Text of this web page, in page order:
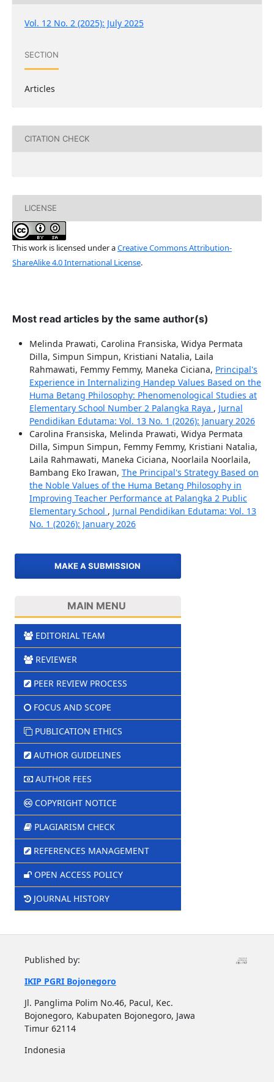
Vol. 12 No. 2 (2025): July 2025
SECTION
Articles
CITATION CHECK
LICENSE
This work is licensed under aCreative Commons Attribution-
ShareAlike 4.0 International License.
Most read articles by the same author(s)
Melinda Prawati, Carolina Fransiska, Widya Permata
Dilla, Simpun Simpun, Kristiani Natalia, Laila
Rahmawati, Femmy Femmy, Maneka Ciciana, Principal's
Experience in Internalizing Handep Values Based on the
Huma Betang Philosophy: Phenomenological Studies at
Elementary School Number 2 Palangka Raya , Jurnal
Pendidikan Edutama: Vol. 13 No. 1 (2026): January 2026
Carolina Fransiska, Melinda Prawati, Widya Permata
Dilla, Simpun Simpun, Femmy Femmy, Kristiani Natalia,
Laila Rahmawati, Maneka Ciciana, Noorlaila Noorlaila,
Bambang Eko Irawan, The Principal's Strategy Based on
the Noble Values of the Huma Betang Philosophy in
Improving Teacher Performance at Palangka 2 Public
Elementary School , Jurnal Pendidikan Edutama: Vol. 13
No. 1 (2026): January 2026
MAKE A SUBMISSION
MAIN MENU
EDITORIAL TEAM
REVIEWER
PEER REVIEW PROCESS
FOCUS AND SCOPE
PUBLICATION ETHICS
AUTHOR GUIDELINES
AUTHOR FEES
COPYRIGHT NOTICE
PLAGIARISM CHECK
REFERENCES MANAGEMENT
OPEN ACCESS POLICY
JOURNAL HISTORY
Published by:
IKIP PGRI Bojonegoro
Jl. Panglima Polim No.46, Pacul, Kec.
Bojonegoro, Kabupaten Bojonegoro, Jawa
Timur 62114
Indonesia